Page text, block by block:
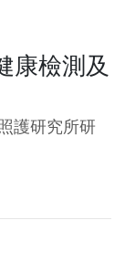
康檢測及
護研究所研